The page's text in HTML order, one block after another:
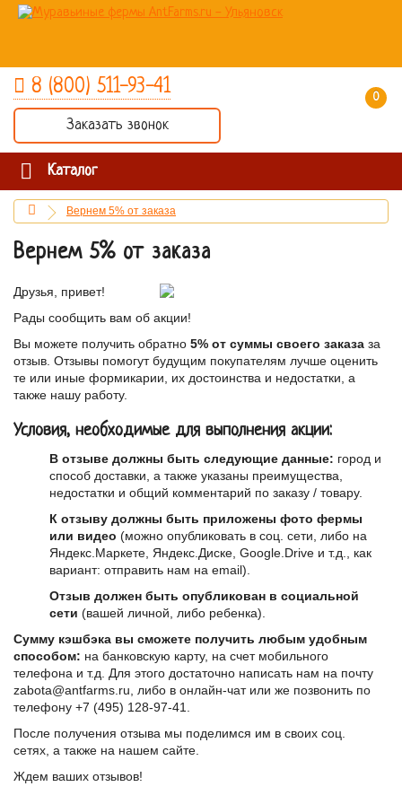
8 (800) 511-93-41
Заказать звонок
0 товар(ов) - 0 руб.
Каталог
Вернем 5% от заказа
Вернем 5% от заказа
Друзья, привет!
Рады сообщить вам об акции!
Вы можете получить обратно 5% от суммы своего заказа за
отзыв. Отзывы помогут будущим покупателям лучше оценить
те или иные формикарии, их достоинства и недостатки, а
также нашу работу.
Условия, необходимые для выполнения акции:
В отзыве должны быть следующие данные: город и
способ доставки, а также указаны преимущества,
недостатки и общий комментарий по заказу / товару.
К отзыву должны быть приложены фото фермы
или видео (можно опубликовать в соц. сети, либо на
Яндекс.Маркете, Яндекс.Диске, Google.Drive и т.д., как
вариант: отправить нам на email).
Отзыв должен быть опубликован в социальной
сети (вашей личной, либо ребенка).
Сумму кэшбэка вы сможете получить любым удобным
способом: на банковскую карту, на счет мобильного
телефона и т.д. Для этого достаточно написать нам на почту
zabota@antfarms.ru, либо в онлайн-чат или же позвонить по
телефону +7 (495) 128-97-41.
После получения отзыва мы поделимся им в своих соц.
сетях, а также на нашем сайте.
Ждем ваших отзывов!